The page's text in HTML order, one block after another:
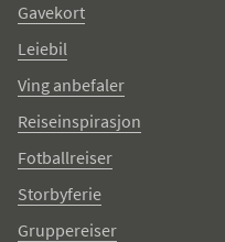
Gavekort
Leiebil
Ving anbefaler
Reiseinspirasjon
Fotballreiser
Storbyferie
Gruppereiser